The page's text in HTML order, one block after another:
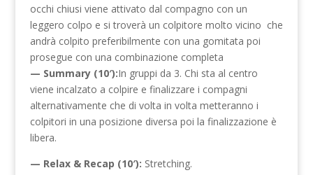
occhi chiusi viene attivato dal compagno con un
leggero colpo e si troverà un colpitore molto vicino che
andrà colpito preferibilmente con una gomitata poi
prosegue con una combinazione completa
— Summary (10′):In gruppi da 3. Chi sta al centro
viene incalzato a colpire e finalizzare i compagni
alternativamente che di volta in volta metteranno i
colpitori in una posizione diversa poi la finalizzazione è
libera.
— Relax & Recap (10′): Stretching.